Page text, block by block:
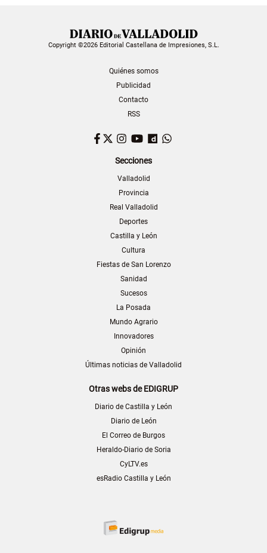
Copyright ©2026 Editorial Castellana de Impresiones, S.L.
Quiénes somos
Publicidad
Contacto
RSS
Facebook
TwitterInstagram
YouTubeDailymotion
Secciones
Valladolid
Provincia
Real Valladolid
Deportes
Castilla y León
Cultura
Fiestas de San Lorenzo
Sanidad
Sucesos
La Posada
Mundo Agrario
Innovadores
Opinión
Últimas noticias de Valladolid
Otras webs de EDIGRUP
Diario de Castilla y León
Diario de León
El Correo de Burgos
Heraldo-Diario de Soria
CyLTV.es
esRadio Castilla y León